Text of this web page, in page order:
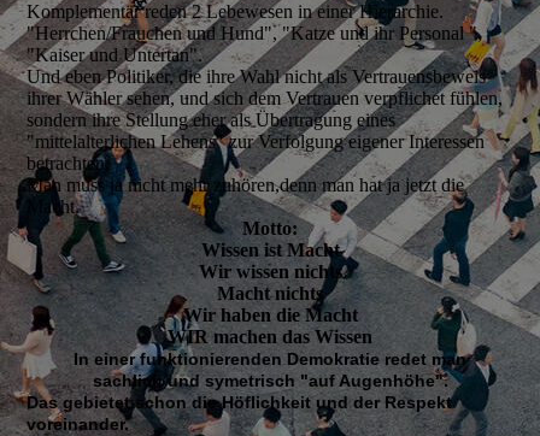
Komplementär reden 2 Lebewesen in einer Hierarchie.
"Herrchen/Frauchen und Hund", "Katze und ihr Personal ",
"Kaiser und Untertan".
Und eben Politiker, die ihre Wahl nicht als Vertrauensbeweis
ihrer Wähler sehen, und sich dem Vertrauen verpflichet fühlen,
sondern ihre Stellung eher als Übertragung eines
"mittelalterlichen Lehens" zur Verfolgung eigener Interessen
betrachten.
Man muss ja nicht mehr zuhören,denn man hat ja jetzt die
Macht.
Motto:
Wissen ist Macht
Wir wissen nichts
Macht nichts
Wir haben die Macht
WIR machen das Wissen
In einer funktionierenden Demokratie redet man
sachlich und symetrisch "auf Augenhöhe".
Das gebietet schon die Höflichkeit und der Respekt
voreinander.